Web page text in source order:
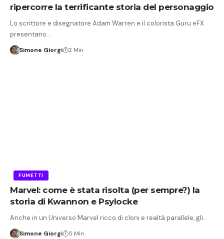
ripercorre la terrificante storia del personaggio
Lo scrittore e disegnatore Adam Warren e il colorista Guru eFX
presentano…
Simone Giorgi 2 Min
FUMETTI
Marvel: come è stata risolta (per sempre?) la
storia di Kwannon e Psylocke
Anche in un Universo Marvel ricco di cloni e realtà parallele, gli…
Simone Giorgi 5 Min